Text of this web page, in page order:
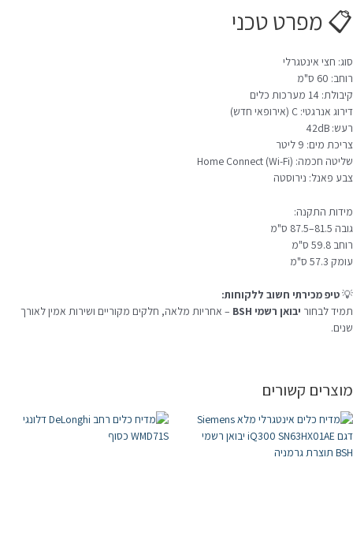
📋 מפרט טכני
סוג: חצי אינטגרלי
רוחב: 60 ס"מ
קיבולת: 14 מערכות כלים
דירוג אנרגטי: C (אירופאי חדש)
רעש: 42dB
צריכת מים: 9 ליטר
שליטה חכמה: Home Connect (Wi-Fi)
צבע פאנל: נירוסטה
מידות התקנה:
גובה 81.5–87.5 ס"מ
רוחב 59.8 ס"מ
עומק 57.3 ס"מ
💡טיפ מכירתי חשוב ללקוחות:
תמיד לבחור יבואן רשמי BSH
– אחריות מלאה, חלקים מקוריים ושירות אמין לאורך
שנים.
מוצרים קשורים